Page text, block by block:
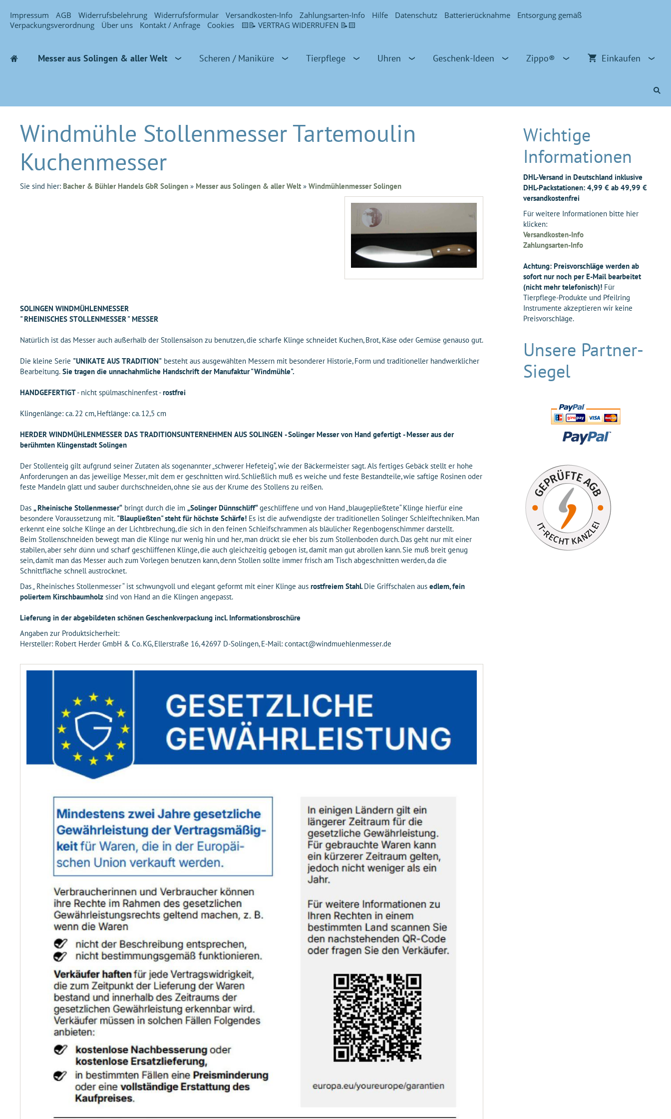
Impressum AGB Widerrufsbelehrung Widerrufsformular Versandkosten-Info Zahlungsarten-Info Hilfe Datenschutz Batterierücknahme
Entsorgung gemäß
Verpackungsverordnung
Über uns Kontakt / Anfrage Cookies 🟨📝 VERTRAG WIDERRUFEN 📝🟨
Messer aus Solingen & aller Welt Scheren / Maniküre Tierpflege Uhren Geschenk-Ideen Zippo® Einkaufen
Windmühle Stollenmesser Tartemoulin
Kuchenmesser
Sie sind hier: Bacher & Bühler Handels GbR Solingen » Messer aus Solingen & aller Welt » Windmühlenmesser Solingen
SOLINGEN WINDMÜHLENMESSER
" RHEINISCHES STOLLENMESSER " MESSER
Natürlich ist das Messer auch außerhalb der Stollensaison zu benutzen, die scharfe Klinge schneidet Kuchen, Brot, Käse oder Gemüse genauso gut.
Die kleine Serie "UNIKATE AUS TRADITION" besteht aus ausgewählten Messern mit besonderer Historie, Form und traditioneller handwerklicher
Bearbeitung. Sie tragen die unnachahmliche Handschrift der Manufaktur "Windmühle".
HANDGEFERTIGT- nicht spülmaschinenfest -rostfrei
Klingenlänge: ca. 22 cm, Heftlänge: ca. 12,5 cm
HERDER WINDMÜHLENMESSER DAS TRADITIONSUNTERNEHMEN AUS SOLINGEN - Solinger Messer von Hand gefertigt - Messer aus der
berühmten Klingenstadt Solingen
Der Stollenteig gilt aufgrund seiner Zutaten als sogenannter „schwerer Hefeteig“, wie der Bäckermeister sagt. Als fertiges Gebäck stellt er hohe
Anforderungen an das jeweilige Messer, mit dem er geschnitten wird. Schließlich muß es weiche und feste Bestandteile, wie saftige Rosinen oder
feste Mandeln glatt und sauber durchschneiden, ohne sie aus der Krume des Stollens zu reißen.
Das „ Rheinische Stollenmesser“ bringt durch die im „Solinger Dünnschliff“geschliffene und von Hand „blaugepließtete“ Klinge hierfür eine
besondere Voraussetzung mit. "Blaupließten" steht für höchste Schärfe! Es ist die aufwendigste der traditionellen Solinger Schleiftechniken. Man
erkennt eine solche Klinge an der Lichtbrechung, die sich in den feinen Schleifschrammen als bläulicher Regenbogenschimmer darstellt.
Beim Stollenschneiden bewegt man die Klinge nur wenig hin und her, man drückt sie eher bis zum Stollenboden durch. Das geht nur mit einer
stabilen, aber sehr dünn und scharf geschliffenen Klinge, die auch gleichzeitig gebogen ist, damit man gut abrollen kann. Sie muß breit genug
sein, damit man das Messer auch zum Vorlegen benutzen kann, denn Stollen sollte immer frisch am Tisch abgeschnitten werden, da die
Schnittfläche schnell austrocknet.
Das „ Rheinisches Stollenmesser “ ist schwungvoll und elegant geformt mit einer Klinge aus rostfreiem Stahl. Die Griffschalen aus edlem, fein
poliertem Kirschbaumholz sind von Hand an die Klingen angepasst.
Lieferung in der abgebildeten schönen Geschenkverpackung incl. Informationsbroschüre
Angaben zur Produktsicherheit:
Hersteller: Robert Herder GmbH & Co. KG, Ellerstraße 16, 42697 D-Solingen, E-Mail: contact@windmuehlenmesser.de
Wichtige
Informationen
DHL-Versand in Deutschland inklusive
DHL-Packstationen: 4,99 € ab 49,99 €
versandkostenfrei
Für weitere Informationen bitte hier
klicken:
Versandkosten-Info
Zahlungsarten-Info
Achtung: Preisvorschläge werden ab
sofort nur noch per E-Mail bearbeitet
(nicht mehr telefonisch)! Für
Tierpflege-Produkte und Pfeilring
Instrumente akzeptieren wir keine
Preisvorschläge.
Unsere Partner-
Siegel